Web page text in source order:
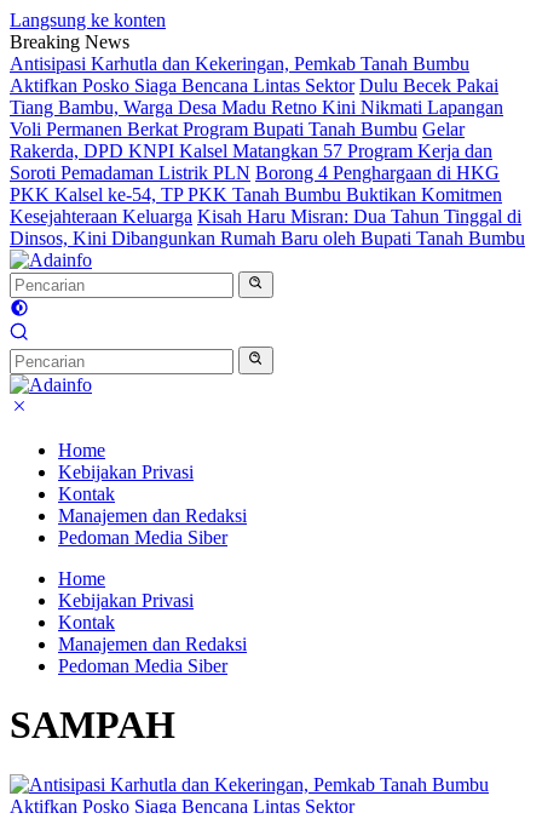
Langsung ke konten
Breaking News
Antisipasi Karhutla dan Kekeringan, Pemkab Tanah Bumbu
Aktifkan Posko Siaga Bencana Lintas Sektor Dulu Becek Pakai
Tiang Bambu, Warga Desa Madu Retno Kini Nikmati Lapangan
Voli Permanen Berkat Program Bupati Tanah Bumbu Gelar
Rakerda, DPD KNPI Kalsel Matangkan 57 Program Kerja dan
Soroti Pemadaman Listrik PLN Borong 4 Penghargaan di HKG
PKK Kalsel ke-54, TP PKK Tanah Bumbu Buktikan Komitmen
Kesejahteraan Keluarga Kisah Haru Misran: Dua Tahun Tinggal di
Dinsos, Kini Dibangunkan Rumah Baru oleh Bupati Tanah Bumbu
Home
Kebijakan Privasi
Kontak
Manajemen dan Redaksi
Pedoman Media Siber
Home
Kebijakan Privasi
Kontak
Manajemen dan Redaksi
Pedoman Media Siber
SAMPAH